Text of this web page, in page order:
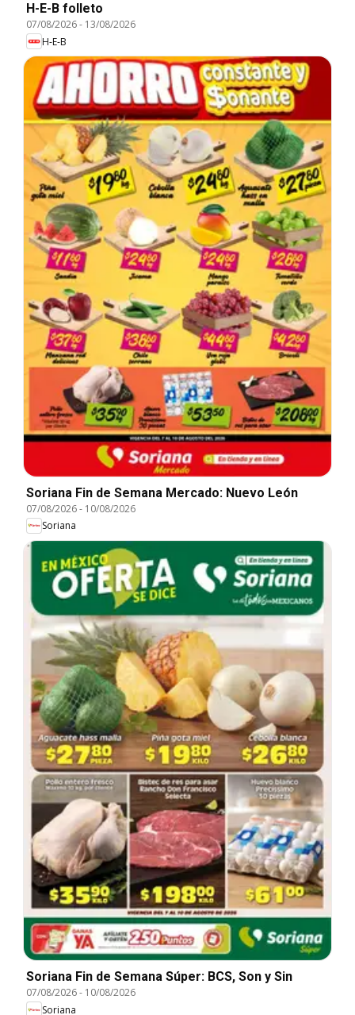
H-E-B folleto
07/08/2026- 13/08/2026
H-E-B
Soriana Fin de Semana Mercado: Nuevo León
07/08/2026- 10/08/2026
Soriana
Soriana Fin de Semana Súper: BCS, Son y Sin
07/08/2026- 10/08/2026
Soriana